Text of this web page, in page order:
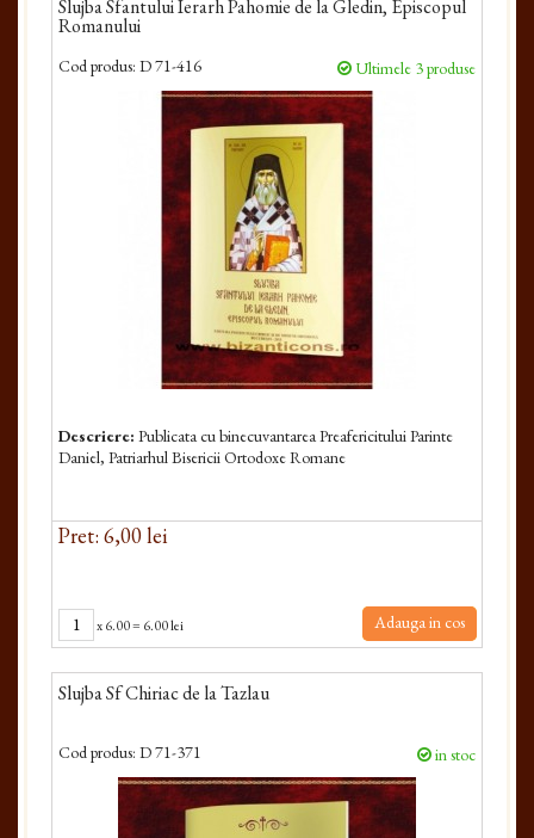
Slujba Sfantului Ierarh Pahomie de la Gledin, Episcopul
Romanului
Cod produs: D 71-416 Ultimele 3 produse
Descriere: Publicata cu binecuvantarea Preafericitului Parinte
Daniel, Patriarhul Bisericii Ortodoxe Romane
Pret: 6,00 lei
x6.00= 6.00 lei Adauga in cos
Slujba Sf Chiriac de la Tazlau
Cod produs: D 71-371 in stoc